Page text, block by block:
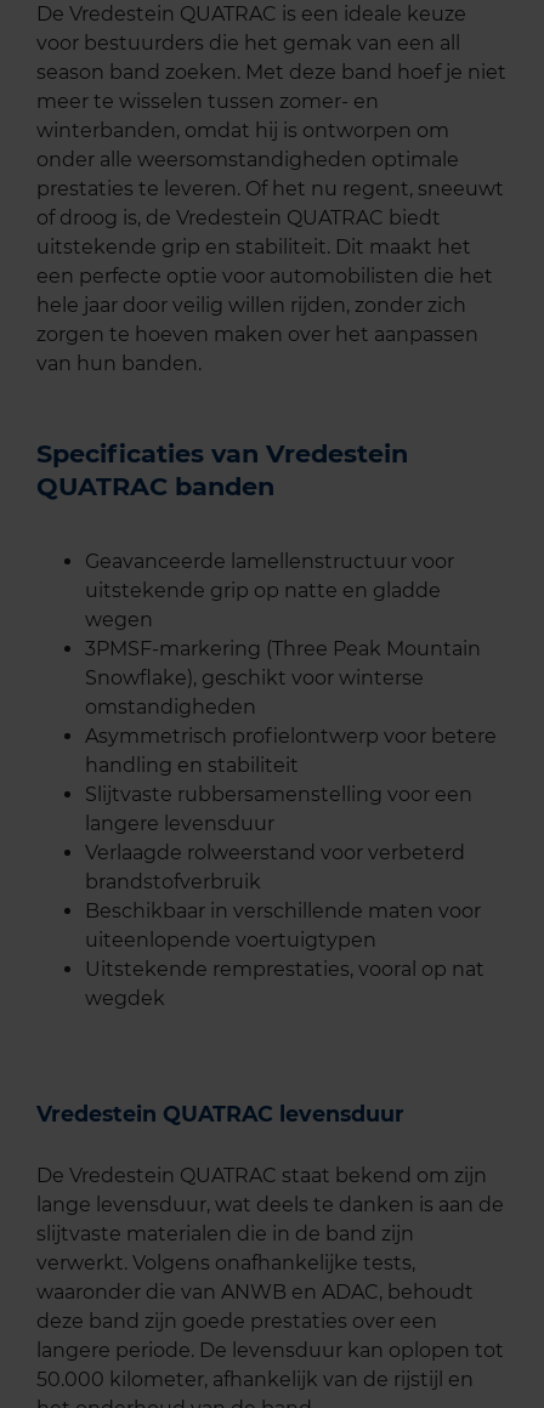
De Vredestein QUATRAC is een ideale keuze
voor bestuurders die het gemak van een all
season band zoeken. Met deze band hoef je niet
meer te wisselen tussen zomer- en
winterbanden, omdat hij is ontworpen om
onder alle weersomstandigheden optimale
prestaties te leveren. Of het nu regent, sneeuwt
of droog is, de Vredestein QUATRAC biedt
uitstekende grip en stabiliteit. Dit maakt het
een perfecte optie voor automobilisten die het
hele jaar door veilig willen rijden, zonder zich
zorgen te hoeven maken over het aanpassen
van hun banden.
Specificaties van Vredestein
QUATRAC banden
Geavanceerde lamellenstructuur voor
uitstekende grip op natte en gladde
wegen
3PMSF-markering (Three Peak Mountain
Snowflake), geschikt voor winterse
omstandigheden
Asymmetrisch profielontwerp voor betere
handling en stabiliteit
Slijtvaste rubbersamenstelling voor een
langere levensduur
Verlaagde rolweerstand voor verbeterd
brandstofverbruik
Beschikbaar in verschillende maten voor
uiteenlopende voertuigtypen
Uitstekende remprestaties, vooral op nat
wegdek
Vredestein QUATRAC levensduur
De Vredestein QUATRAC staat bekend om zijn
lange levensduur, wat deels te danken is aan de
slijtvaste materialen die in de band zijn
verwerkt. Volgens onafhankelijke tests,
waaronder die van ANWB en ADAC, behoudt
deze band zijn goede prestaties over een
langere periode. De levensduur kan oplopen tot
50.000 kilometer, afhankelijk van de rijstijl en